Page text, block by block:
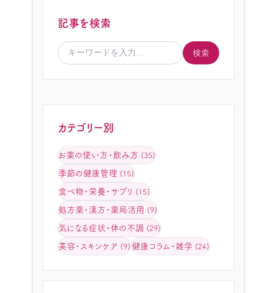
記事を検索
検索
カテゴリー別
お薬の使い方・飲み方 (35)
季節の健康管理 (15)
食べ物・栄養・サプリ (15)
処方薬・漢方・薬局活用 (9)
気になる症状・体の不調 (29)
美容・スキンケア (9) 健康コラム・雑学 (24)